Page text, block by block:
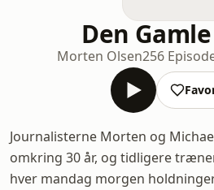
Den
Morten Olsen256
Journalisterne Morten og
omkring 30 år, og tidligere
hver mandag morgen